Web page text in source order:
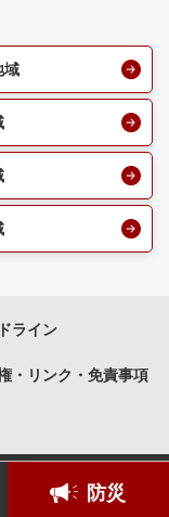
防災
域
ライン
・リンク・免責事項
ージの記載記事、写真